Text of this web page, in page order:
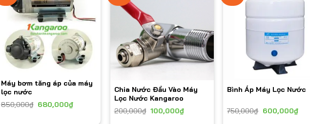
Máy bơm tăng áp của máy
lọc nước
850,000₫ 680,000₫
Chia Nước Đầu Vào Máy
Lọc Nước Kangaroo
200,000₫ 100,000₫
Bình Áp Máy Lọc Nước
750,000₫ 600,000₫